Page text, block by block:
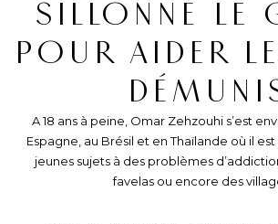
SILLONNÉ LE
POUR AIDER
A 18 ans à peine, Omar Zehzouhi s’est
Espagne, au Brésil et en Thaïlande où il
jeunes sujets à des problèmes
favelas ou encore des